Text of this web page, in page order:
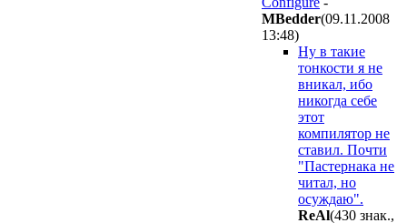
MBedder(09.11.2008
13:48)
Ну в такие
тонкости я не
вникал, ибо
никогда себе
этот
компилятор не
ставил. Почти
"Пастернака не
читал, но
осуждаю".
ReAl(430 знак.,